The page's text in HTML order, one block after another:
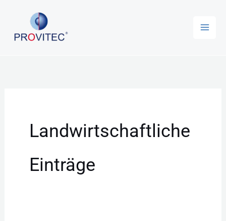
springen
Landwirtschaftliche
Einträge